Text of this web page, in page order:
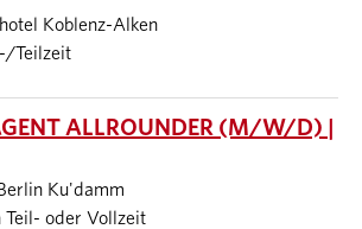
Koblenz-Alken
Teilzeit
ALLROUNDER (M/W/D) |
Ku'damm
Teil- oder Vollzeit